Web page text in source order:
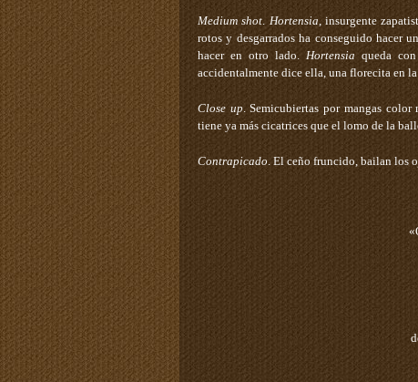
Medium shot.Hortensia, insurgente
rotos y desgarrados ha conseguido hacer
hacer en otro lado. Hortensia queda
accidentalmente dice ella, una florecita en
Close up. Semicubiertas por mangas
tiene ya más cicatrices que el lomo de la
Contrapicado . El ceño fruncido, bailan los